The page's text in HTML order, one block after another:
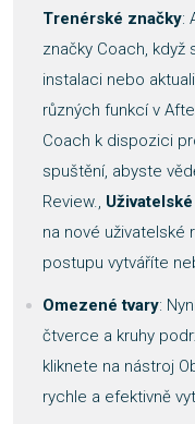
Trenérské značky:
značky Coach,
instalaci nebo
různých funkcí v
Coach k dispozici
spuštění, abyste
Review.,
na nové uživatelské
postupu vytváříte
Omezené tvary:
čtverce a kruhy
kliknete na nástroj
rychle a efektivně